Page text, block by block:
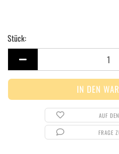
Stück:
Stück
AUF
FRAGE